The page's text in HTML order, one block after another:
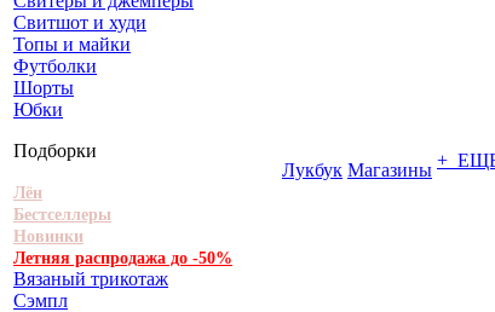
Свитшот и худи
Топы и майки
Футболки
Шорты
Юбки
Подборки
Лён
Бестселлеры
Новинки
Летняя распродажа до -50%
Вязаный трикотаж
Сэмпл
Лукбук Магазины +